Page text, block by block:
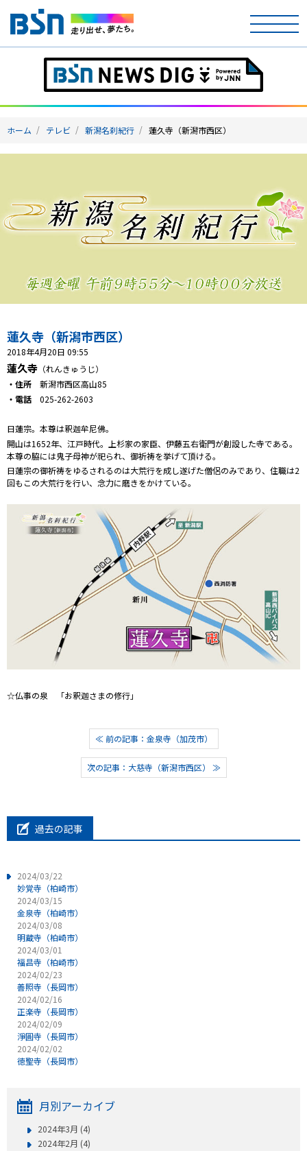
ホーム
テレビ
ラジオ
イベント
ニュース
天気
プレゼント
コンテンツ・アプリ
キッズ
Well-being
ショッピング
会社概要・ビジョン
お問い合わせ
ホーム テレビ 新潟名刹紀行 蓮久寺（新潟市西区）
蓮久寺（新潟市西区）
2018年4月20日 09:55
蓮久寺 （れんきゅうじ）
・住所 新潟市西区高山85
・電話 025-262-2603
日蓮宗。本尊は釈迦牟尼佛。
開山は1652年、江戸時代。上杉家の家臣、伊藤五右衛門が創設した寺である。
本尊の脇には鬼子母神が祀られ、御祈祷を挙げて頂ける。
日蓮宗の御祈祷をゆるされるのは大荒行を成し遂げた僧侶のみであり、住職は2
回もこの大荒行を行い、念力に磨きをかけている。
☆仏事の泉 「お釈迦さまの修行」
≪ 前の記事：金泉寺（加茂市）
次の記事：大慈寺（新潟市西区） ≫
過去の記事
2024/03/22
妙覚寺（柏崎市）
2024/03/15
金泉寺（柏崎市）
2024/03/08
明蔵寺（柏崎市）
2024/03/01
福昌寺（柏崎市）
2024/02/23
善照寺（長岡市）
2024/02/16
正楽寺（長岡市）
2024/02/09
淨圓寺（長岡市）
2024/02/02
徳聖寺（長岡市）
月別アーカイブ
2024年3月 (4)
2024年2月 (4)